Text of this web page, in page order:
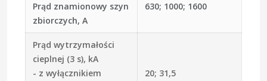
Prąd znamionowy szyn
zbiorczych, A
630; 1000; 1600
Prąd wytrzymałości
cieplnej (3 s), kA
- z wyłącznikiem
20; 31,5